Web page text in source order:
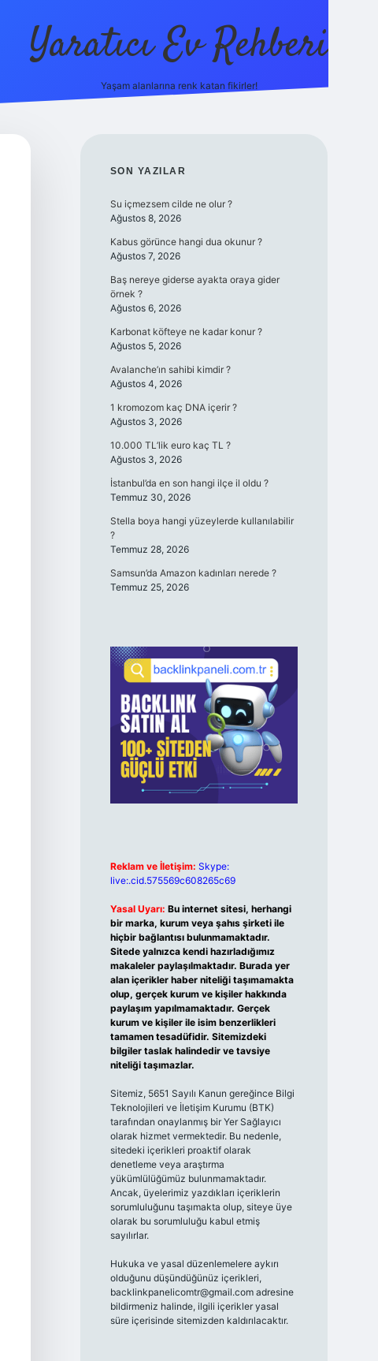
Yaratıcı Ev Rehberi
Yaşam alanlarına renk katan fikirler!
SIDEBAR
SON YAZILAR
Su içmezsem cilde ne olur ?
Ağustos 8, 2026
Kabus görünce hangi dua okunur ?
Ağustos 7, 2026
Baş nereye giderse ayakta oraya gider
örnek ?
Ağustos 6, 2026
Karbonat köfteye ne kadar konur ?
Ağustos 5, 2026
Avalanche’ın sahibi kimdir ?
Ağustos 4, 2026
1 kromozom kaç DNA içerir ?
Ağustos 3, 2026
10.000 TL’lik euro kaç TL ?
Ağustos 3, 2026
İstanbul’da en son hangi ilçe il oldu ?
Temmuz 30, 2026
Stella boya hangi yüzeylerde kullanılabilir
?
Temmuz 28, 2026
Samsun’da Amazon kadınları nerede ?
Temmuz 25, 2026
Reklam ve İletişim: Skype:
live:.cid.575569c608265c69
Yasal Uyarı: Bu internet sitesi, herhangi
bir marka, kurum veya şahıs şirketi ile
hiçbir bağlantısı bulunmamaktadır.
Sitede yalnızca kendi hazırladığımız
makaleler paylaşılmaktadır. Burada yer
alan içerikler haber niteliği taşımamakta
olup, gerçek kurum ve kişiler hakkında
paylaşım yapılmamaktadır. Gerçek
kurum ve kişiler ile isim benzerlikleri
tamamen tesadüfidir. Sitemizdeki
bilgiler taslak halindedir ve tavsiye
niteliği taşımazlar.
Sitemiz, 5651 Sayılı Kanun gereğince Bilgi
Teknolojileri ve İletişim Kurumu (BTK)
tarafından onaylanmış bir Yer Sağlayıcı
olarak hizmet vermektedir. Bu nedenle,
sitedeki içerikleri proaktif olarak
denetleme veya araştırma
yükümlülüğümüz bulunmamaktadır.
Ancak, üyelerimiz yazdıkları içeriklerin
sorumluluğunu taşımakta olup, siteye üye
olarak bu sorumluluğu kabul etmiş
sayılırlar.
Hukuka ve yasal düzenlemelere aykırı
olduğunu düşündüğünüz içerikleri,
backlinkpanelicomtr@gmail.comadresine
bildirmeniz halinde, ilgili içerikler yasal
süre içerisinde sitemizden kaldırılacaktır.